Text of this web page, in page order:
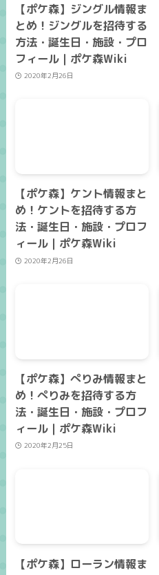
【ポケ森】ジングル情報ま
とめ！ジングルを招待する
方法・誕生日・施設・プロ
フィール｜ポケ森Wiki
2020年2月26日
【ポケ森】ケント情報まと
め！ケントを招待する方
法・誕生日・施設・プロフ
ィール｜ポケ森Wiki
2020年2月26日
【ポケ森】ぺりみ情報まと
め！ぺりみを招待する方
法・誕生日・施設・プロフ
ィール｜ポケ森Wiki
2020年2月25日
【ポケ森】ローラン情報ま